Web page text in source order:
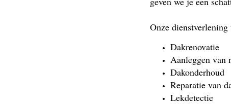
Onze
Dakrenovatie
Aanleggen van
Dakonderhoud
Reparatie van
Lekdetectie